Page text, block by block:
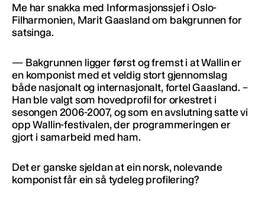
Me har snakka med Informasjonssjef i Oslo-
Filharmonien, Marit Gaasland om bakgrunnen for
satsinga.
— Bakgrunnen ligger først og fremst i at Wallin er
en komponist med et veldig stort gjennomslag
både nasjonalt og internasjonalt, fortel Gaasland. –
Han ble valgt som hovedprofil for orkestret i
sesongen 2006-2007, og som en avslutning satte vi
opp Wallin-festivalen, der programmeringen er
gjort i samarbeid med ham.
Det er ganske sjeldan at ein norsk, nolevande
komponist får ein så tydeleg profilering?